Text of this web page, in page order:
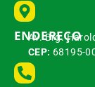
ENDEREÇO
Av. Brg.
CEP: 68195-